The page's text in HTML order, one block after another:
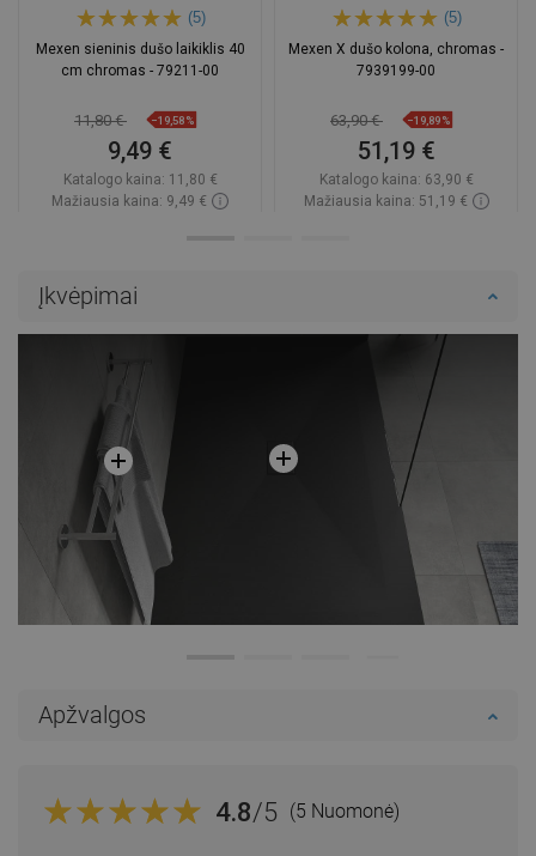
(5)
Mexen sieninis dušo laikiklis 40
cm chromas - 79211-00
11,80 € −19,58%
9,49 €
Katalogo kaina: 11,80 €
Mažiausia kaina: 9,49 €
(5)
Mexen X dušo kolona, chromas -
7939199-00
63,90 € −19,89%
51,19 €
Katalogo kaina: 63,90 €
Mažiausia kaina: 51,19 €
Įkvėpimai
Apžvalgos
4.8/5 (5 Nuomonė)